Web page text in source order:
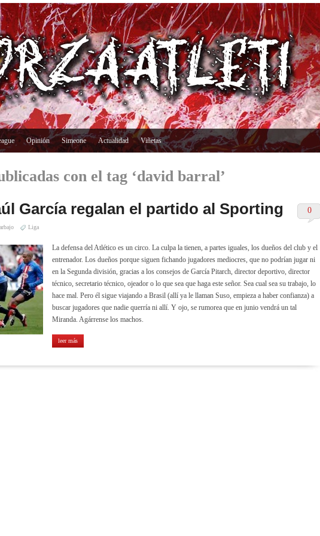
Opinión Simeone Actualidad Viñetas
con el tag ‘david barral’
0
García regalan el partido al Sporting
Liga
La defensa del Atlético es un circo. La culpa la tienen, a partes iguales, los dueños del club y el
entrenador. Los dueños porque siguen fichando jugadores mediocres, que no podrían jugar ni
en la Segunda división, gracias a los consejos de García Pitarch, director deportivo, director
técnico, secretario técnico, ojeador o lo que sea que haga este señor. Sea cual sea su trabajo, lo
hace mal. Pero él sigue viajando a Brasil (allí ya le llaman Suso, empieza a haber confianza) a
buscar jugadores que nadie querría ni allí. Y ojo, se rumorea que en junio vendrá un tal
Miranda. Agárrense los machos.
leer más